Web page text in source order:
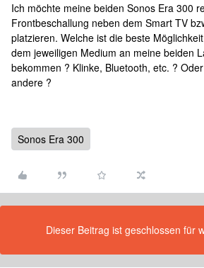
Ich möchte meine beiden Sonos Era 300
Frontbeschallung neben dem Smart TV
platzieren. Welche ist die beste
dem jeweiligen Medium an meine beiden
bekommen ? Klinke, Bluetooth, etc. ?
andere ?
Sonos Era 300
Dieser Beitrag ist geschlossen für